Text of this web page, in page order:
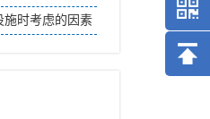
施时考虑的因素